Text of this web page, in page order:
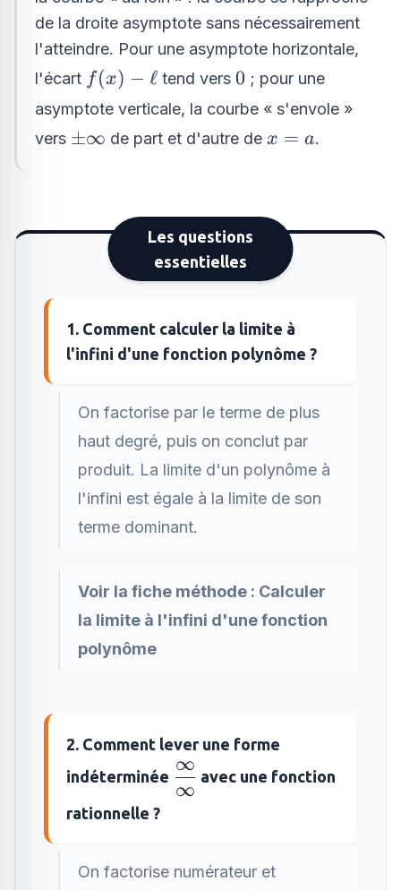
de la droite asymptote sans nécessairement
l'atteindre. Pour une asymptote horizontale,
l'écart f(x)
-
f(x) − ℓtend vers 0
0 ; pour une
asymptote verticale, la courbe « s'envole »
vers \pm\infty
±∞ de part et d'autre de x
x = a.
Les questions
essentielles
1. Comment calculer la limite à
l'infini d'une fonction polynôme ?
On factorise par le terme de plus
haut degré, puis on conclut par
produit. La limite d'un polynôme à
l'infini est égale à la limite de son
terme dominant.
Voir la fiche méthode : Calculer
la limite à l'infini d'une fonction
polynôme
2. Comment lever une forme
indéterminée \dfrac{\infty}
{\infty}
∞
∞
avec une fonction
rationnelle ?
On factorise numérateur et